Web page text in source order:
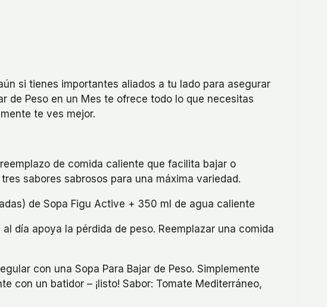
si tienes importantes aliados a tu lado para asegurar
de Peso en un Mes te ofrece todo lo que necesitas
te ves mejor.
de comida caliente que facilita bajar o
sabores sabrosos para una máxima variedad.
de Sopa Figu Active + 350 ml de agua caliente
día apoya la pérdida de peso. Reemplazar una comida
con una Sopa Para Bajar de Peso. Simplemente
con un batidor – ¡listo! Sabor: Tomate Mediterráneo,